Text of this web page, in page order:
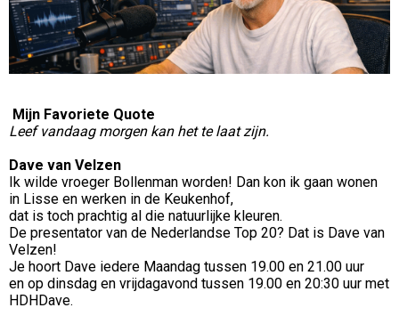
Mijn Favoriete Quote
Leef vandaag morgen kan het te laat zijn.
Dave van Velzen
Ik wilde vroeger Bollenman worden! Dan kon ik gaan wonen
in Lisse en werken in de Keukenhof,
dat is toch prachtig al die natuurlijke kleuren.
De presentator van de Nederlandse Top 20? Dat is Dave van
Velzen!
Je hoort Dave iedere Maandag tussen 19.00 en 21.00 uur
en op dinsdag en vrijdagavond tussen 19.00 en 20:30 uur met
HDHDave.